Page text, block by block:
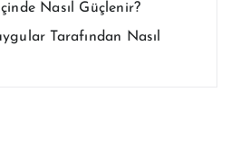
Nasıl Güçlenir?
Tarafından Nasıl